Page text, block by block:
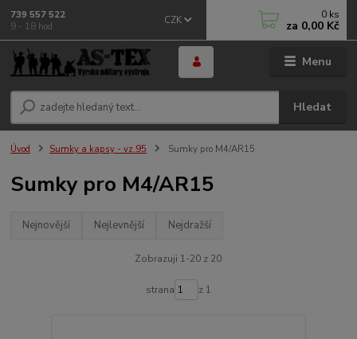
Menu
CZK
Hledat
739 557 522
9 - 18 hod
0 ks
za 0,00 Kč
Úvod Sumky a kapsy - vz.95 Sumky pro M4/AR15
Sumky pro M4/AR15
Nejnovější Nejlevnější Nejdražší
Zobrazuji 1-20 z 20
strana z 1